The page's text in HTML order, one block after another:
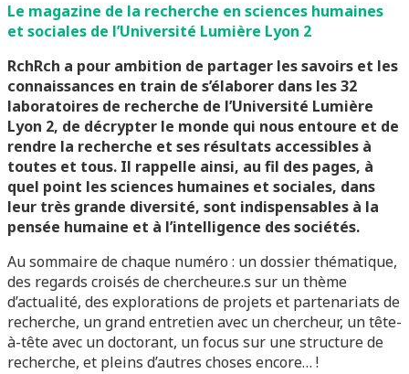
Le magazine de la recherche en sciences humaines
et sociales de l’Université Lumière Lyon 2
RchRch a pour ambition de partager les savoirs et les
connaissances en train de s’élaborer dans les 32
laboratoires de recherche de l’Université Lumière
Lyon 2, de décrypter le monde qui nous entoure et de
rendre la recherche et ses résultats accessibles à
toutes et tous. Il rappelle ainsi, au fil des pages, à
quel point les sciences humaines et sociales, dans
leur très grande diversité, sont indispensables à la
pensée humaine et à l’intelligence des sociétés.
Au sommaire de chaque numéro : un dossier thématique,
des regards croisés de chercheur.e.s sur un thème
d’actualité, des explorations de projets et partenariats de
recherche, un grand entretien avec un chercheur, un tête-
à-tête avec un doctorant, un focus sur une structure de
recherche, et pleins d’autres choses encore… !